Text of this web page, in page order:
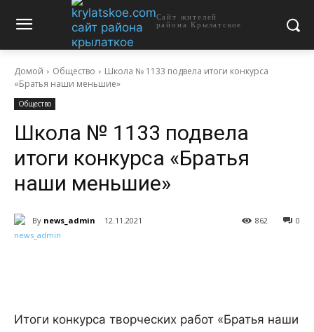
Сайт жителей
района Крылатское
Домой Общество
Школа № 1133 подвела итоги конкурса
«Братья наши меньшие»
Общество
Школа № 1133 подвела
итоги конкурса «Братья
наши меньшие»
By news_admin 12.11.2021 0
862
Итоги конкурса творческих работ «Братья наши